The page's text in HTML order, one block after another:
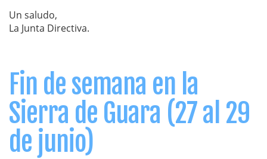
Un saludo,
La Junta Directiva.
Fin de semana en la
Sierra de Guara (27 al 29
de junio)